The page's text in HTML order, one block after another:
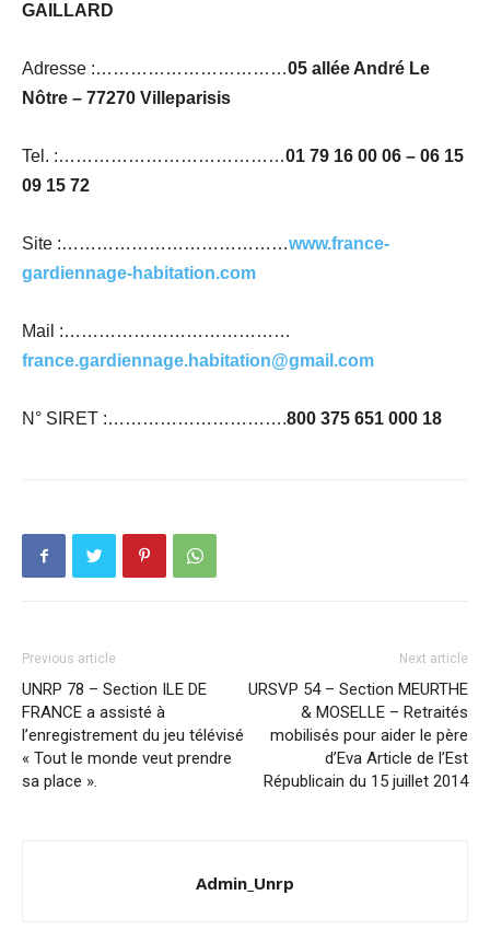
GAILLARD
Adresse :……………………………05 allée André Le
Nôtre – 77270 Villeparisis
Tel. :…………………………………01 79 16 00 06 – 06 15
09 15 72
Site :…………………………………www.france-
gardiennage-habitation.com
Mail :…………………………………
france.gardiennage.habitation@gmail.com
N° SIRET :………………………….800 375 651 000 18
Previous article
UNRP 78 – Section ILE DE
FRANCE a assisté à
l’enregistrement du jeu télévisé
« Tout le monde veut prendre
sa place ».
Next article
URSVP 54 – Section MEURTHE
& MOSELLE – Retraités
mobilisés pour aider le père
d’Eva Article de l’Est
Républicain du 15 juillet 2014
Admin_Unrp